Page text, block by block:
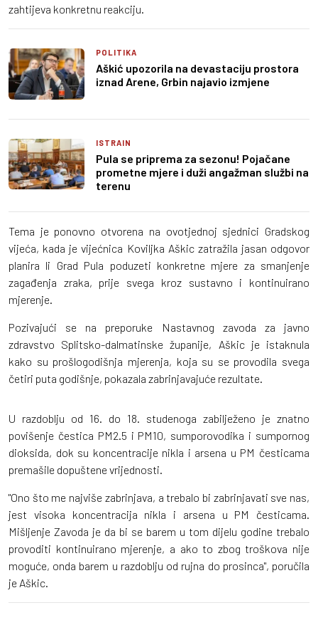
zahtijeva konkretnu reakciju.
POLITIKA
Aškić upozorila na devastaciju prostora
iznad Arene, Grbin najavio izmjene
ISTRAIN
Pula se priprema za sezonu! Pojačane
prometne mjere i duži angažman službi na
terenu
Tema je ponovno otvorena na ovotjednoj sjednici Gradskog
vijeća, kada je vijećnica Koviljka Aškic zatražila jasan odgovor
planira li Grad Pula poduzeti konkretne mjere za smanjenje
zagađenja zraka, prije svega kroz sustavno i kontinuirano
mjerenje.
Pozivajući se na preporuke Nastavnog zavoda za javno
zdravstvo Splitsko-dalmatinske županije, Aškic je istaknula
kako su prošlogodišnja mjerenja, koja su se provodila svega
četiri puta godišnje, pokazala zabrinjavajuće rezultate.
U razdoblju od 16. do 18. studenoga zabilježeno je znatno
povišenje čestica PM2.5 i PM10, sumporovodika i sumpornog
dioksida, dok su koncentracije nikla i arsena u PM česticama
premašile dopuštene vrijednosti.
"Ono što me najviše zabrinjava, a trebalo bi zabrinjavati sve nas,
jest visoka koncentracija nikla i arsena u PM česticama.
Mišljenje Zavoda je da bi se barem u tom dijelu godine trebalo
provoditi kontinuirano mjerenje, a ako to zbog troškova nije
moguće, onda barem u razdoblju od rujna do prosinca", poručila
je Aškic.